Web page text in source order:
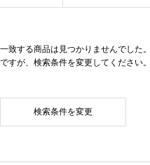
致する商品は見つかりませんでした。
すが、検索条件を変更してください。
検索条件を変更